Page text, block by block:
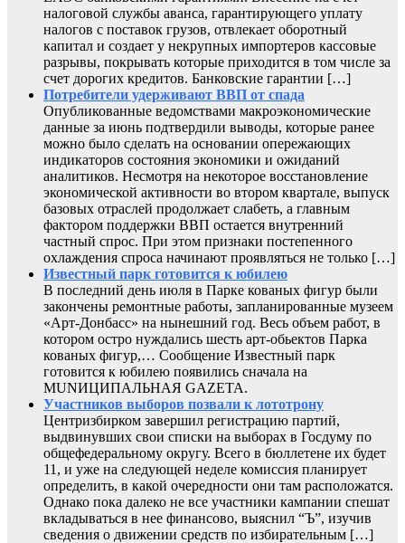
налоговой службы аванса, гарантирующего уплату
налогов с поставок грузов, отвлекает оборотный
капитал и создает у некрупных импортеров кассовые
разрывы, покрывать которые приходится в том числе за
счет дорогих кредитов. Банковские гарантии […]
Потребители удерживают ВВП от спада
Опубликованные ведомствами макроэкономические
данные за июнь подтвердили выводы, которые ранее
можно было сделать на основании опережающих
индикаторов состояния экономики и ожиданий
аналитиков. Несмотря на некоторое восстановление
экономической активности во втором квартале, выпуск
базовых отраслей продолжает слабеть, а главным
фактором поддержки ВВП остается внутренний
частный спрос. При этом признаки постепенного
охлаждения спроса начинают проявляться не только […]
Известный парк готовится к юбилею
В последний день июля в Парке кованых фигур были
закончены ремонтные работы, запланированные музеем
«Арт-Донбасс» на нынешний год. Весь объем работ, в
котором остро нуждались шесть арт-обьектов Парка
кованых фигур,… Сообщение Известный парк
готовится к юбилею появились сначала на
MUNИЦИПАЛЬНАЯ GAZЕТА.
Участников выборов позвали к лототрону
Центризбирком завершил регистрацию партий,
выдвинувших свои списки на выборах в Госдуму по
общефедеральному округу. Всего в бюллетене их будет
11, и уже на следующей неделе комиссия планирует
определить, в какой очередности они там расположатся.
Однако пока далеко не все участники кампании спешат
вкладываться в нее финансово, выяснил “Ъ”, изучив
сведения о движении средств по избирательным […]